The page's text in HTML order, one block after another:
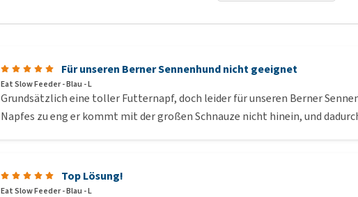
Für unseren Berner Sennenhund nicht geeignet
Eat Slow Feeder - Blau - L
Grundsätzlich eine toller Futternapf, doch leider für unseren Berner
Napfes zu eng er kommt mit der großen Schnauze nicht hinein, und
Top Lösung!
Eat Slow Feeder - Blau - L